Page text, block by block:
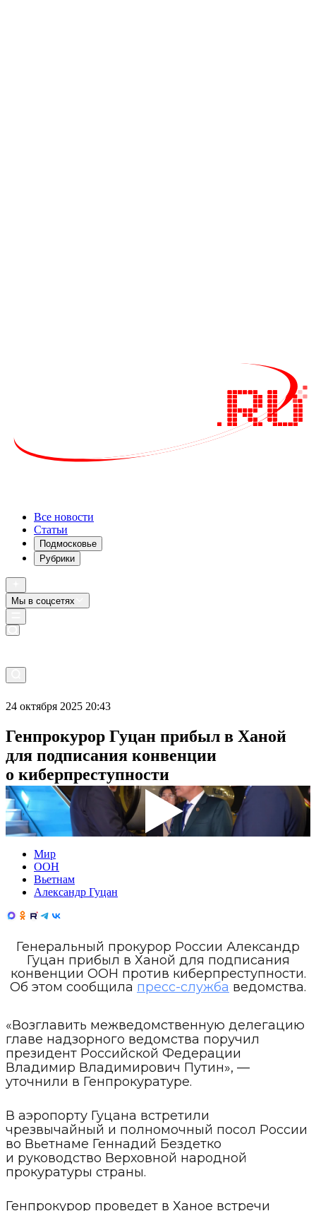
Все новости
Статьи
Подмосковье
Рубрики
Мы в соцсетях
24 октября 2025 20:43
Генпрокурор Гуцан прибыл в Ханой
для подписания конвенции
о киберпреступности
Мир
ООН
Вьетнам
Александр Гуцан
Генеральный прокурор России Александр
Гуцан прибыл в Ханой для подписания
конвенции ООН против киберпреступности.
Об этом сообщила пресс-служба ведомства.
«Возглавить межведомственную делегацию
главе надзорного ведомства поручил
президент Российской Федерации
Владимир Владимирович Путин», —
уточнили в Генпрокуратуре.
В аэропорту Гуцана встретили
чрезвычайный и полномочный посол России
во Вьетнаме Геннадий Бездетко
и руководство Верховной народной
прокуратуры страны.
Генпрокурор проведет в Ханое встречи